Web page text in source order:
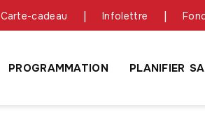
Carte-cadeau Infolettre
PROGRAMMATION PLANIFIER